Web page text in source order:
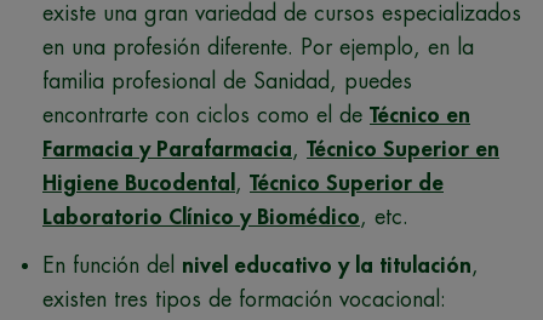
existe una gran variedad de cursos especializados
en una profesión diferente. Por ejemplo, en la
familia profesional de Sanidad, puedes
encontrarte con ciclos como el de Técnico en
Farmacia y Parafarmacia, Técnico Superior en
Higiene Bucodental , Técnico Superior de
Laboratorio Clínico y Biomédico, etc.
En función del nivel educativo y la titulación,
existen tres tipos de formación vocacional: